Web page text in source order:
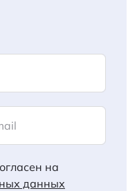
на
данных